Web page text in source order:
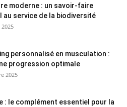
moderne : un savoir-faire
au service de la biodiversité
personnalisé en musculation :
progression optimale
2025
: le complément essentiel pour la